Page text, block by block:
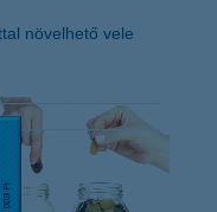
növelhető vele